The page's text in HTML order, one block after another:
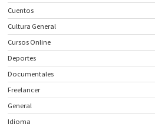
Cuentos
Cultura General
Cursos Online
Deportes
Documentales
Freelancer
General
Idioma